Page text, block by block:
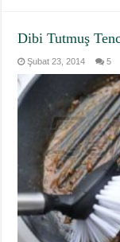
Dibi Tutmuş
Şubat 23, 2014 5